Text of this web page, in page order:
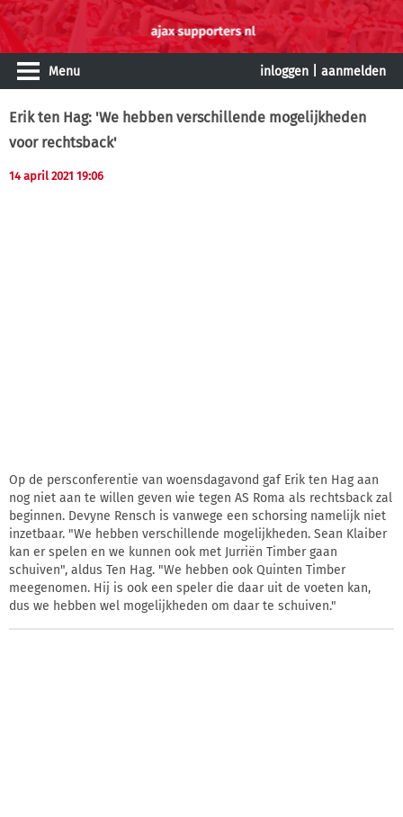
Menu inloggen aanmelden
Erik ten Hag: 'We hebben verschillende mogelijkheden
voor rechtsback'
14 april 2021 19:06
Op de persconferentie van woensdagavond gaf Erik ten Hag aan
nog niet aan te willen geven wie tegen AS Roma als rechtsback zal
beginnen. Devyne Rensch is vanwege een schorsing namelijk niet
inzetbaar. "We hebben verschillende mogelijkheden. Sean Klaiber
kan er spelen en we kunnen ook met Jurriën Timber gaan
schuiven", aldus Ten Hag. "We hebben ook Quinten Timber
meegenomen. Hij is ook een speler die daar uit de voeten kan,
dus we hebben wel mogelijkheden om daar te schuiven."